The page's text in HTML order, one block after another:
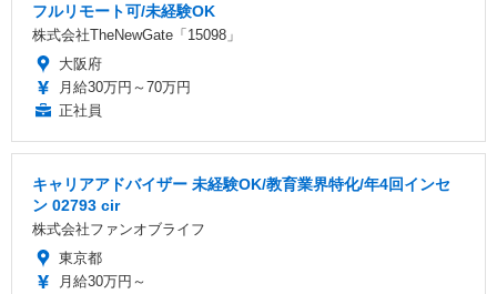
フルリモート可/未経験OK
株式会社TheNewGate「15098」
大阪府
月給30万円～70万円
正社員
キャリアアドバイザー 未経験OK/教育業界特化/年4回インセ
ン 02793 cir
株式会社ファンオブライフ
東京都
月給30万円～